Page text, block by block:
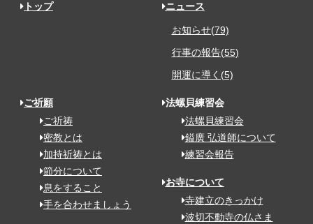
トップ ニュース
お知らせ(79)
行事の報告(55)
開運に導く(5)
ご祈願
ご祈祷
密教とは
加持祈祷とは
節分について
息をすること
手を合わせましょう
法螺貝練習会
法螺貝練習会
鎰廣 弘道師について
練習会報告
お寺について
寺建立のきっかけ
波切不動寺の仏さま